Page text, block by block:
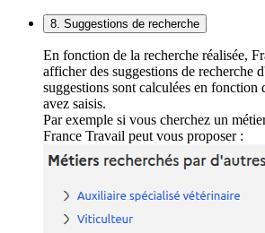
8. Suggestions de recherche
En fonction de la recherche réalisée,
afficher des suggestions de recherche
suggestions sont calculées en fonction
avez saisis.
Par exemple si vous cherchez un
France Travail peut vous proposer :